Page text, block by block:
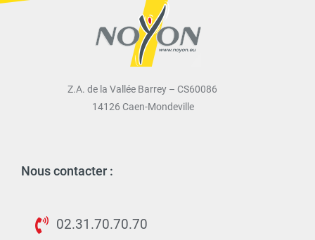
Z.A. de la Vallée Barrey – CS60086
14126 Caen-Mondeville
Nous contacter :
02.31.70.70.70